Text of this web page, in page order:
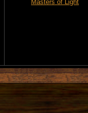
Masters of Light